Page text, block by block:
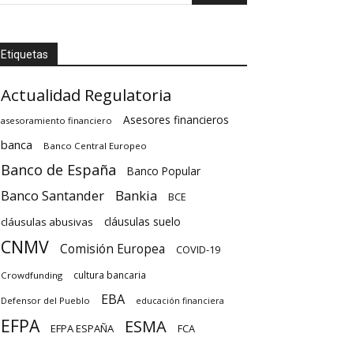
Etiquetas
Actualidad Regulatoria
asesoramiento financiero Asesores financieros
banca Banco Central Europeo
Banco de España Banco Popular
Banco Santander Bankia BCE
cláusulas abusivas cláusulas suelo
CNMV Comisión Europea COVID-19
Crowdfunding cultura bancaria
Defensor del Pueblo EBA educación financiera
EFPA EFPA ESPAÑA ESMA FCA